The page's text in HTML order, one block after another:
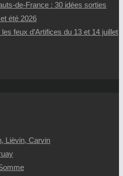
de-France : 30 idées sorties
été 2026
feux d’Artifices du 13 et 14 juillet
Lièvin, Carvin